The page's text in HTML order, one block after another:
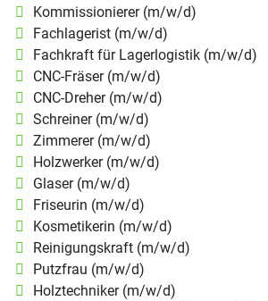
Kommissionierer (m/w/d)
Fachlagerist (m/w/d)
Fachkraft für Lagerlogistik (m/w/d)
CNC-Fräser (m/w/d)
CNC-Dreher (m/w/d)
Schreiner (m/w/d)
Zimmerer (m/w/d)
Holzwerker (m/w/d)
Glaser (m/w/d)
Friseurin (m/w/d)
Kosmetikerin (m/w/d)
Reinigungskraft (m/w/d)
Putzfrau (m/w/d)
Holztechniker (m/w/d)